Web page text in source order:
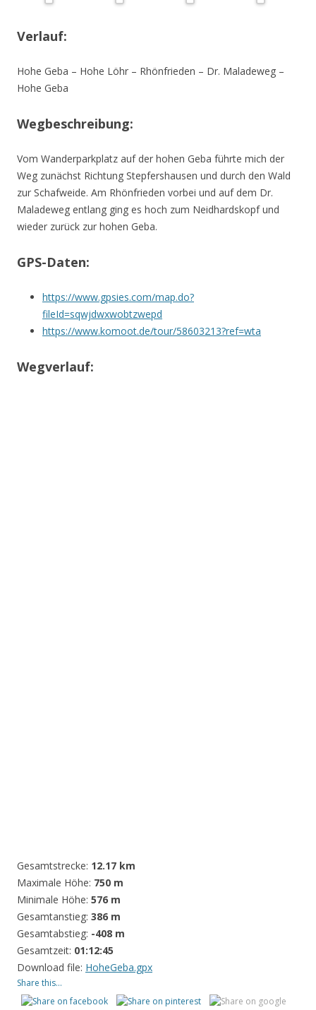
Verlauf:
Hohe Geba – Hohe Löhr – Rhönfrieden – Dr. Maladeweg –
Hohe Geba
Wegbeschreibung:
Vom Wanderparkplatz auf der hohen Geba führte mich der
Weg zunächst Richtung Stepfershausen und durch den Wald
zur Schafweide. Am Rhönfrieden vorbei und auf dem Dr.
Maladeweg entlang ging es hoch zum Neidhardskopf und
wieder zurück zur hohen Geba.
GPS-Daten:
https://www.gpsies.com/map.do?
fileId=sqwjdwxwobtzwepd
https://www.komoot.de/tour/58603213?ref=wta
Wegverlauf:
Gesamtstrecke: 12.17 km
Maximale Höhe: 750 m
Minimale Höhe: 576 m
Gesamtanstieg: 386 m
Gesamtabstieg: -408 m
Gesamtzeit: 01:12:45
Download file: HoheGeba.gpx
Share this...